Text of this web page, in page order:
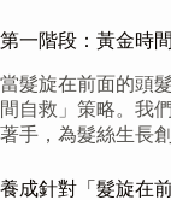
第一階段：黃金時
當髮旋在前面的頭
間自救」策略。我
著手，為髮絲生長
養成針對「髮旋在